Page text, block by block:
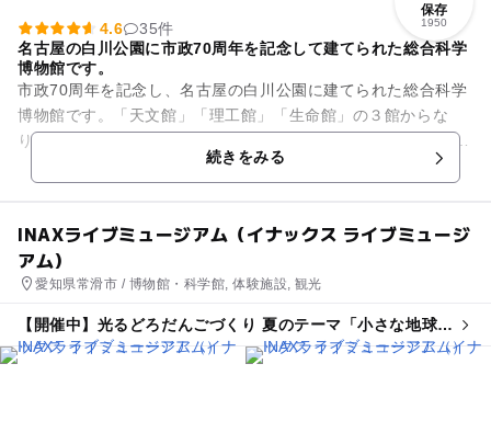
保存
1950
4.6
35件
名古屋の白川公園に市政70周年を記念して建てられた総合科学
博物館です。
市政70周年を記念し、名古屋の白川公園に建てられた総合科学
博物館です。「天文館」「理工館」「生命館」の３館からな
り、自然界のさまざまな科学現象を紹介しています。 「みて、
続きをみる
INAXライブミュージアム（イナックス ライブミュージ
アム）
愛知県常滑市 / 博物館・科学館, 体験施設, 観光
【開催中】光るどろだんごづくり 夏のテーマ「小さな地球を
つくろう」